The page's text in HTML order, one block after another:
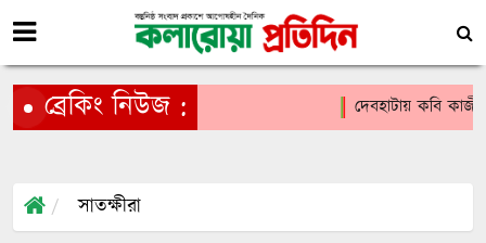
ব্রেকিং নিউজ : দেবহাটায় কবি
সাতক্ষীরা